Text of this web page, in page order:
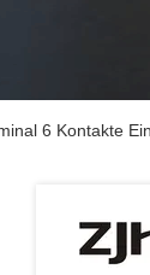
6 Kontakte